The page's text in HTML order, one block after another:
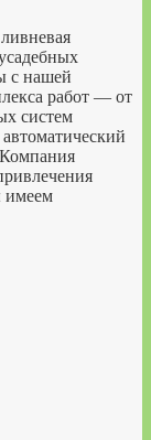
с нашей
работ — от
систем
имеем